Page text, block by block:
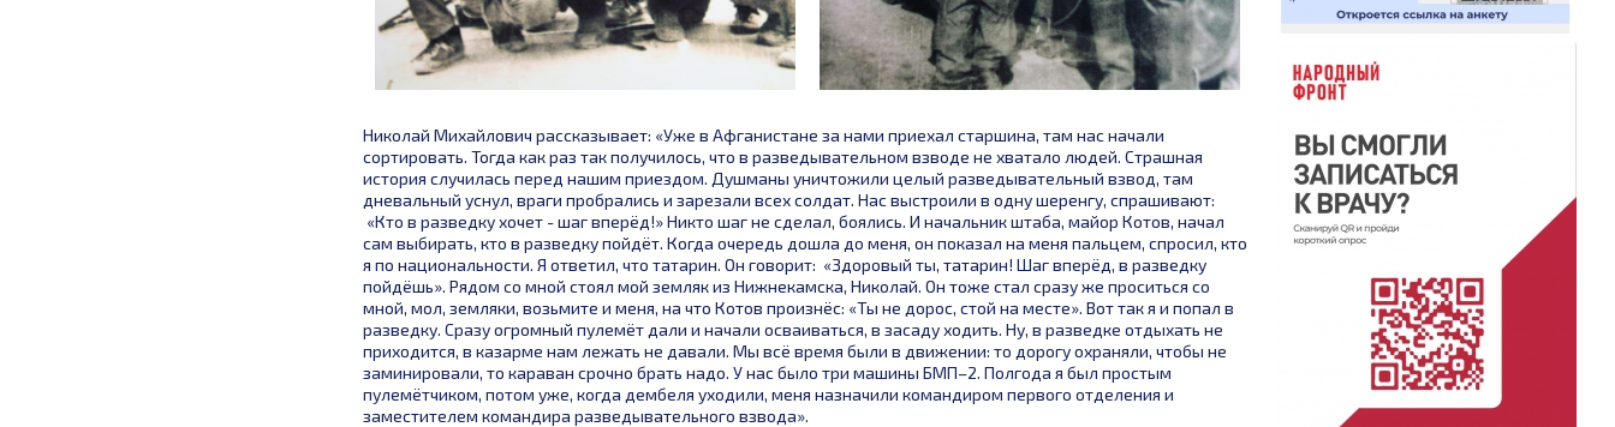
Николай Михайлович рассказывает: «Уже в Афганистане за нами приехал старшина, там нас начали
сортировать. Тогда как раз так получилось, что в разведывательном взводе не хватало людей. Страшная
история случилась перед нашим приездом. Душманы уничтожили целый разведывательный взвод, там
дневальный уснул, враги пробрались и зарезали всех солдат. Нас выстроили в одну шеренгу, спрашивают:
«Кто в разведку хочет - шаг вперёд!» Никто шаг не сделал, боялись. И начальник штаба, майор Котов, начал
сам выбирать, кто в разведку пойдёт. Когда очередь дошла до меня, он показал на меня пальцем, спросил, кто
я по национальности. Я ответил, что татарин. Он говорит: «Здоровый ты, татарин! Шаг вперёд, в разведку
пойдёшь». Рядом со мной стоял мой земляк из Нижнекамска, Николай. Он тоже стал сразу же проситься со
мной, мол, земляки, возьмите и меня, на что Котов произнёс: «Ты не дорос, стой на месте». Вот так я и попал в
разведку. Сразу огромный пулемёт дали и начали осваиваться, в засаду ходить. Ну, в разведке отдыхать не
приходится, в казарме нам лежать не давали. Мы всё время были в движении: то дорогу охраняли, чтобы не
заминировали, то караван срочно брать надо. У нас было три машины БМП–2. Полгода я был простым
пулемётчиком, потом уже, когда дембеля уходили, меня назначили командиром первого отделения и
заместителем командира разведывательного взвода».